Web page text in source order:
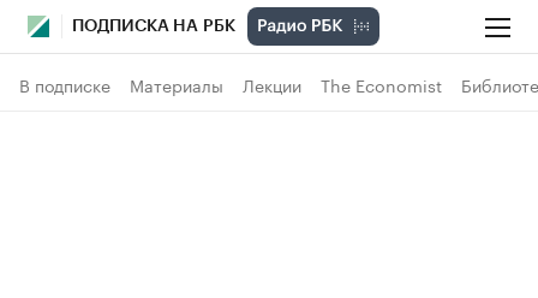
ПОДПИСКА НА РБК
В подписке Материалы Лекции The Economist